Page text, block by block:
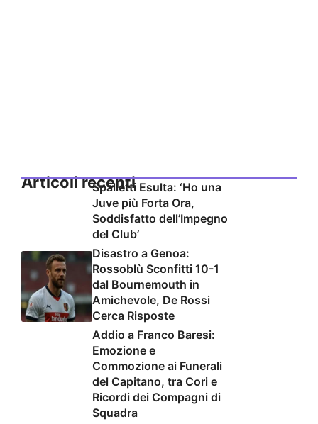
Articoli recentiSpalletti Esulta: ‘Ho una
Juve più Forta Ora,
Soddisfatto dell’Impegno
del Club’
Disastro a Genoa:
Rossoblù Sconfitti 10-1
dal Bournemouth in
Amichevole, De Rossi
Cerca Risposte
Addio a Franco Baresi:
Emozione e
Commozione ai Funerali
del Capitano, tra Cori e
Ricordi dei Compagni di
Squadra